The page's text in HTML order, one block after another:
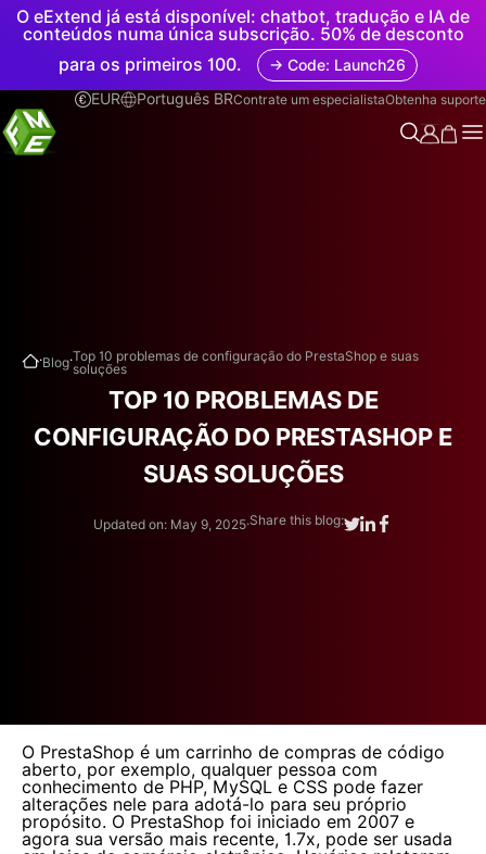
O eExtend já está disponível: chatbot, tradução e IA de
conteúdos numa única subscrição. 50% de desconto
para os primeiros 100.
→ Code: Launch26
EUR
Português BRContrate um especialistaObtenha suporte
.Blog.Top 10 problemas de configuração do PrestaShop e suas
soluções
TOP 10 PROBLEMAS DE
CONFIGURAÇÃO DO PRESTASHOP E
SUAS SOLUÇÕES
Updated on: May 9, 2025.Share this blog:
O PrestaShop é um carrinho de compras de código
aberto, por exemplo, qualquer pessoa com
conhecimento de PHP, MySQL e CSS pode fazer
alterações nele para adotá-lo para seu próprio
propósito. O PrestaShop foi iniciado em 2007 e
agora sua versão mais recente, 1.7x, pode ser usada